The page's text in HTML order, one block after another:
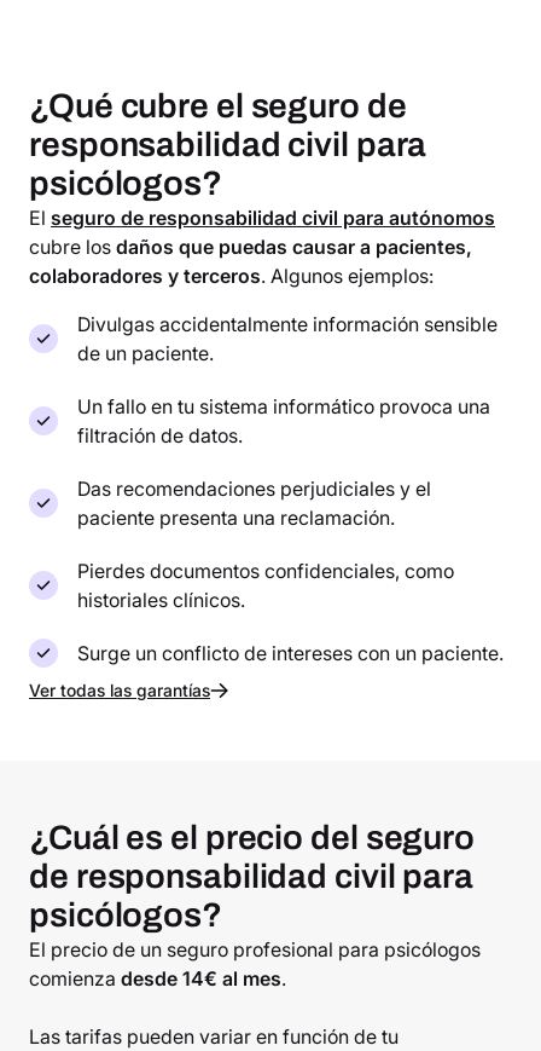
¿Qué cubre el seguro de
responsabilidad civil para
psicólogos?
El seguro de responsabilidad civil para autónomos
cubre los daños que puedas causar a pacientes,
colaboradores y terceros. Algunos ejemplos:
Divulgas accidentalmente información sensible
de un paciente.
Un fallo en tu sistema informático provoca una
filtración de datos.
Das recomendaciones perjudiciales y el
paciente presenta una reclamación.
Pierdes documentos confidenciales, como
historiales clínicos.
Surge un conflicto de intereses con un paciente.
Ver todas las garantías
¿Cuál es el precio del seguro
de responsabilidad civil para
psicólogos?
El precio de un seguro profesional para psicólogos
comienza desde 14€ al mes.
Las tarifas pueden variar en función de tu